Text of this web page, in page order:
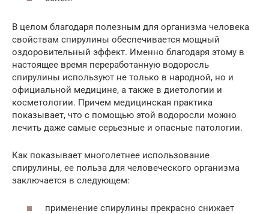
В целом благодаря полезным для организма человека
свойствам спирулины обеспечивается мощный
оздоровительный эффект. Именно благодаря этому в
настоящее время переработанную водоросль
спирулины используют не только в народной, но и
официальной медицине, а также в диетологии и
косметологии. Причем медицинская практика
показывает, что с помощью этой водоросли можно
лечить даже самые серьезные и опасные патологии.
Как показывает многолетнее использование
спирулины, ее польза для человеческого организма
заключается в следующем:
применение спирулины прекрасно снижает